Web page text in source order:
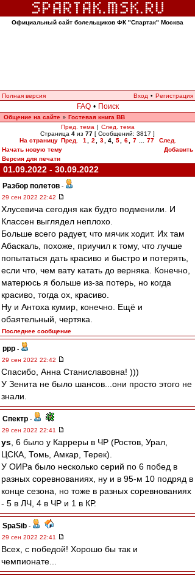
Официальный сайт болельщиков ФК "Спартак" Москва
Полная версия Вход • Регистрация
FAQ • Поиск
Общение на сайте » Гостевая книга ВВ
Пред. тема | След. тема
Страница 4 из 77 [ Сообщений: 3817 ]
На страницу Пред. 1 2 3 4, 5 6 7 77
След.
Начать новую тему
Добавить
Версия для печати
01.09.2022 - 30.09.2022
Разбор полетов -
29 сен 2022 22:42
Хлусевича сегодня как будто подменили. И
Классен выглядел неплохо.
Больше всего радует, что мячик ходит. Их там
Абаскаль, похоже, приучил к тому, что лучше
попытаться дать красиво и быстро и потерять,
если что, чем вату катать до верняка. Конечно,
матерюсь я больше из-за потерь, но когда
красиво, тогда ох, красиво.
Ну и Антоха кумир, конечно. Ещё и
обаятельный, чертяка.
Последнее сообщение
ppp -
29 сен 2022 22:42
Спасибо, Анна Станиславовна! )))
У Зенита не было шансов...они просто этого не
знали.
Спектр -
29 сен 2022 22:41
ys , 6 было у Карреры в ЧР (Ростов, Урал,
ЦСКА, Томь, Амкар, Терек).
У ОИРа было несколько серий по 6 побед в
разных соревнованиях, ну и в 95-м 10 подряд в
конце сезона, но тоже в разных соревнованиях
- 5 в ЛЧ, 4 в ЧР и 1 в КР.
SpaSib -
29 сен 2022 22:41
Всех, с победой! Хорошо бы так и
чемпионате...